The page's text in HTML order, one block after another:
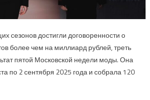
сезонов достигли договоренности о
более чем на миллиард рублей, треть
пятой Московской недели моды. Она
по 2 сентября 2025 года и собрала 120